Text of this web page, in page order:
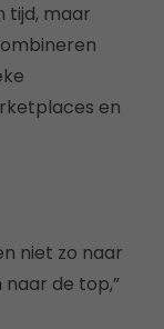
tijd, maar
en
niet zo naar
de top,”